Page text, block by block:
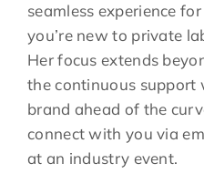
seamless experience
you’re new to private
Her focus extends
the continuous support
brand ahead of the
connect with you via
at an industry event.